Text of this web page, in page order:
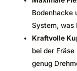
Bodenhacke
System, was
Kraftvolle
bei der
genug